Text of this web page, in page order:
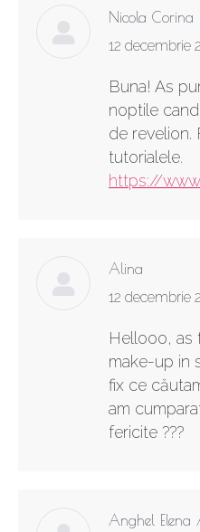
Nicola Corina
says:
12 decembrie
Buna! As
noptile
de revelion.
tutorialele.
https://
Alina
says:
12 decembrie
Hellooo, as
make-up in
fix ce
am
fericite ???
Anghel Elena